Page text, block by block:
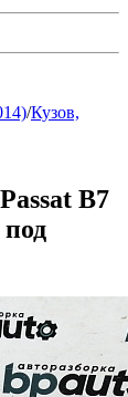
/Кузов,
B7